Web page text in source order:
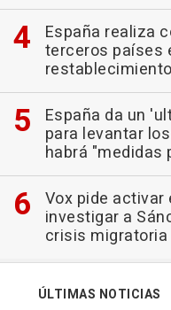
España realiza
terceros países
España da un
para levantar
habrá "medidas
Vox pide
investigar a
crisis migratoria
ÚLTIMAS NOTICIAS